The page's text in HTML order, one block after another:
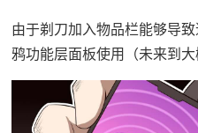
由于剃刀加入物品栏能够导
鸦功能层面板使用（未来到大